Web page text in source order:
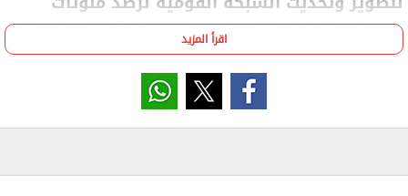
الهواء، وتعزيز منظومة المراقبة البيئية لمواجهة
تحديات التلوث وتغير المناخ.
وأكدت الوزيرة، أن إضافة المحطتين الجديدتين رفعت
إجمالي عدد محطات الرصد التابعة للشبكة القومية لرصد
محافظات الجمهورية، بما يسهم في تعزيز كفاءة
اقرأ المزيد